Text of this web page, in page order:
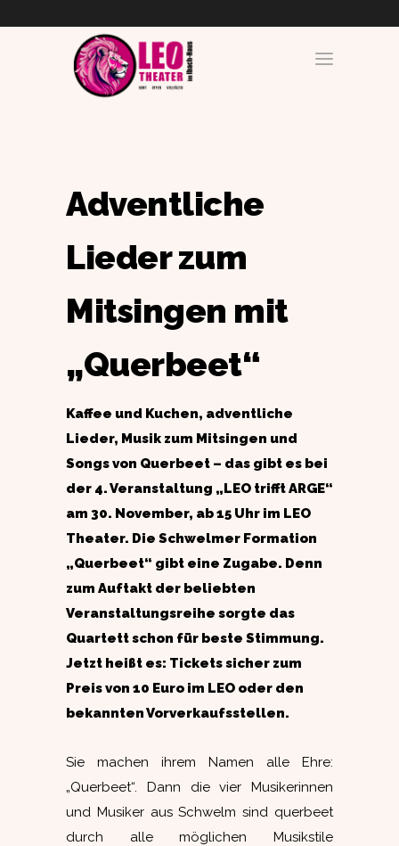
Adventliche
Lieder zum
Mitsingen mit
„Querbeet“
Kaffee und Kuchen, adventliche
Lieder, Musik zum Mitsingen und
Songs von Querbeet – das gibt es bei
der 4. Veranstaltung „LEO trifft ARGE“
am 30. November, ab 15 Uhr im LEO
Theater. Die Schwelmer Formation
„Querbeet“ gibt eine Zugabe. Denn
zum Auftakt der beliebten
Veranstaltungsreihe sorgte das
Quartett schon für beste Stimmung.
Jetzt heißt es: Tickets sicher zum
Preis von 10 Euro im LEO oder den
bekannten Vorverkaufsstellen.
Sie machen ihrem Namen alle Ehre:
„Querbeet“. Dann die vier Musikerinnen
und Musiker aus Schwelm sind querbeet
durch alle möglichen Musikstile